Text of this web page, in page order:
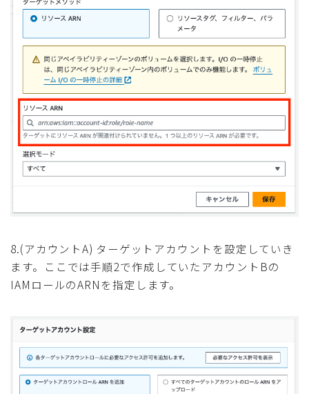
8.(アカウントA) ターゲットアカウントを設定していき
ます。ここでは手順2で作成していたアカウントBの
IAMロールのARNを指定します。